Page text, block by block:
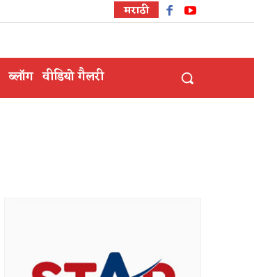
मराठी
ब्लॉग वीडियो गैलरी